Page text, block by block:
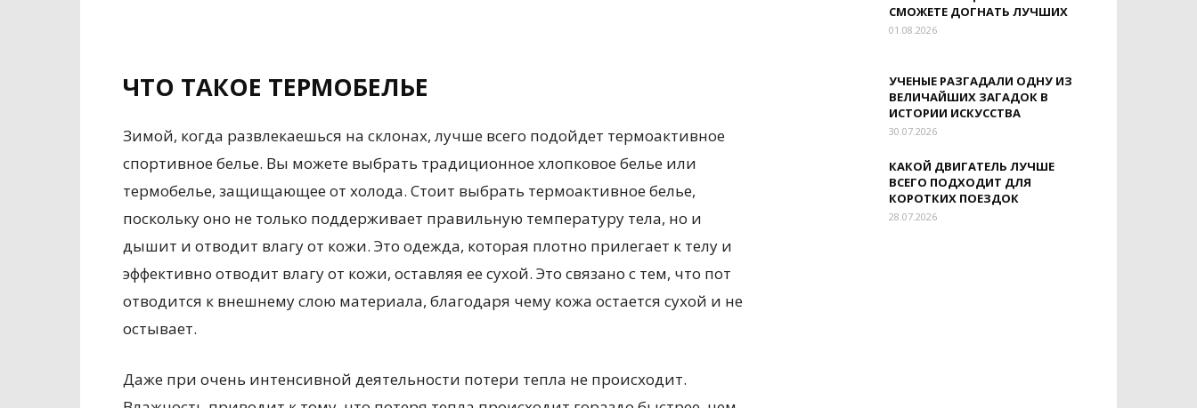
ЧТО ТАКОЕ ТЕРМОБЕЛЬЕ
Зимой, когда развлекаешься на склонах, лучше всего подойдет термоактивное
спортивное белье. Вы можете выбрать традиционное хлопковое белье или
термобелье, защищающее от холода. Стоит выбрать термоактивное белье,
поскольку оно не только поддерживает правильную температуру тела, но и
дышит и отводит влагу от кожи. Это одежда, которая плотно прилегает к телу и
эффективно отводит влагу от кожи, оставляя ее сухой. Это связано с тем, что пот
отводится к внешнему слою материала, благодаря чему кожа остается сухой и не
остывает.
Даже при очень интенсивной деятельности потери тепла не происходит.
СМОЖЕТЕ ДОГНАТЬ ЛУЧШИХ
01.08.2026
УЧЕНЫЕ РАЗГАДАЛИ ОДНУ ИЗ
ВЕЛИЧАЙШИХ ЗАГАДОК В
ИСТОРИИ ИСКУССТВА
30.07.2026
КАКОЙ ДВИГАТЕЛЬ ЛУЧШЕ
ВСЕГО ПОДХОДИТ ДЛЯ
КОРОТКИХ ПОЕЗДОК
28.07.2026